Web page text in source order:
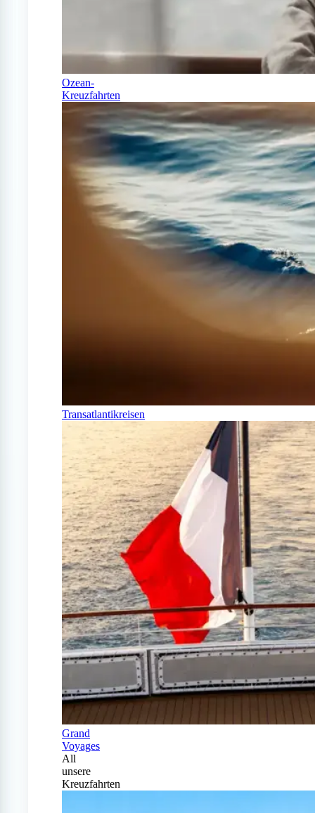
Ozean-
Kreuzfahrten
Transatlantikreisen
Grand
Voyages
All
unsere
Kreuzfahrten